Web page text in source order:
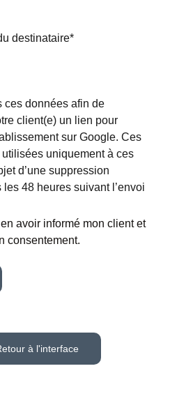
destinataire*
ces données afin de
client(e) un lien pour
sur Google. Ces
uniquement à ces
d’une suppression
48 heures suivant l’envoi
avoir informé mon client et
consentement.
à l'interface